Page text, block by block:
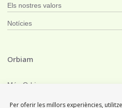
Per oferir les millors experiències,
Els nostres valors
Notícies
Orbiam
Món Orbiam
Orbiam Grup